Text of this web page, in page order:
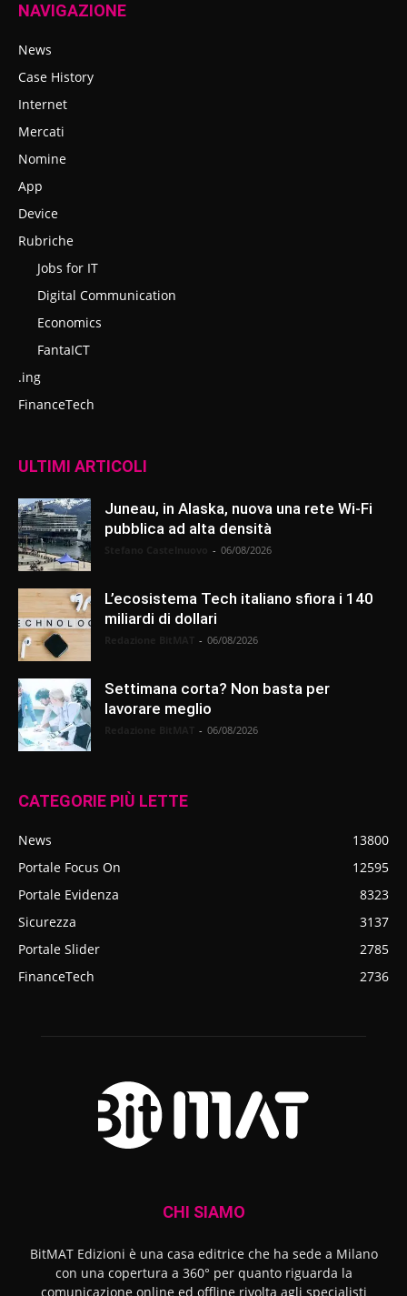
NAVIGAZIONE
News
Case History
Internet
Mercati
Nomine
App
Device
Rubriche
Jobs for IT
Digital Communication
Economics
FantaICT
.ing
FinanceTech
ULTIMI ARTICOLI
Juneau, in Alaska, nuova una rete Wi-Fi
pubblica ad alta densità
- 06/08/2026
L’ecosistema Tech italiano sfiora i 140
miliardi di dollari
- 06/08/2026
Settimana corta? Non basta per
lavorare meglio
- 06/08/2026
CATEGORIE PIÙ LETTE
News
13800
Portale Focus On
12595
Portale Evidenza
8323
Sicurezza
3137
Portale Slider
2785
FinanceTech
2736
CHI SIAMO
BitMAT Edizioni è una casa editrice che ha sede a Milano
con una copertura a 360° per quanto riguarda la
comunicazione online ed offline rivolta agli specialisti